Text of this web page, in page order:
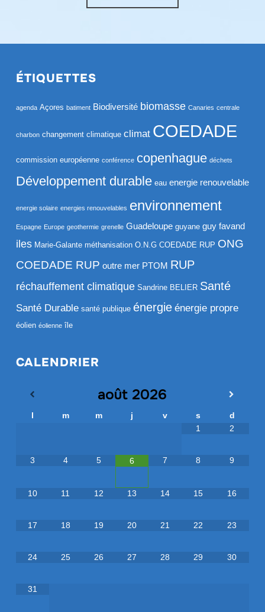
ÉTIQUETTES
agenda Açores batiment Biodiversité biomasse Canaries centrale
charbon changement climatique climat COEDADE
commission européenne conférence copenhague déchets
Développement durable eau energie renouvelable
energie solaire energies renouvelables environnement
Espagne Europe geothermie grenelle Guadeloupe guyane guy favand
iles Marie-Galante méthanisation O.N.G COEDADE RUP ONG
COEDADE RUP outre mer PTOM RUP
réchauffement climatique Sandrine BELIER Santé
Santé Durable santé publique énergie énergie propre
éolien éolienne île
CALENDRIER
août 2026
l m m j v s
d
1
2
3 4 5 6 7 8 9
10 11 12 13 14 15 16
17 18 19 20 21 22 23
24 25 26 27 28 29 30
31